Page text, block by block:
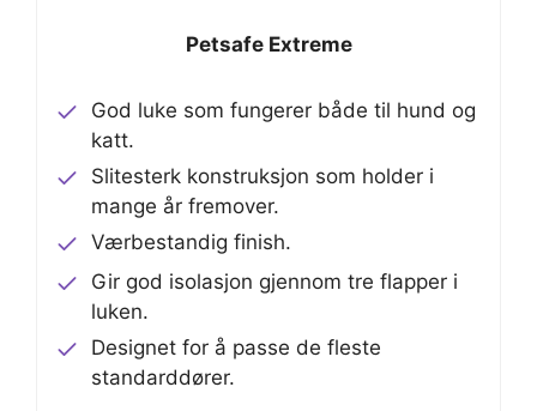
Petsafe Extreme
God luke som fungerer både til hund og
katt.
Slitesterk konstruksjon som holder i
mange år fremover.
Værbestandig finish.
Gir god isolasjon gjennom tre flapper i
luken.
Designet for å passe de fleste
standarddører.